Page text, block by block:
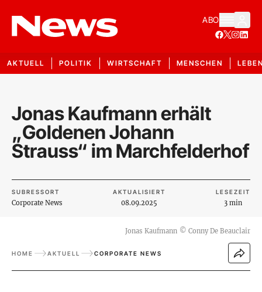
ABO
AKTUELL POLITIK WIRTSCHAFT MENSCHEN
Jonas Kaufmann erhält
„Goldenen Johann
Strauss“ im Marchfelderhof
SUBRESSORT
Corporate News
AKTUALISIERT
08.09.2025
LESEZEIT
3 min
Jonas Kaufmann © Conny De Beauclair
HOME AKTUELL CORPORATE NEWS